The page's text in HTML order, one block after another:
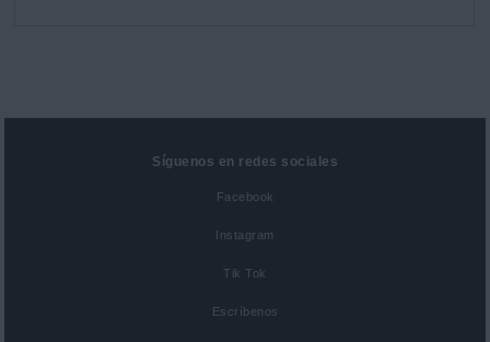
Síguenos en redes sociales
Facebook
Instagram
Tik Tok
Escríbenos